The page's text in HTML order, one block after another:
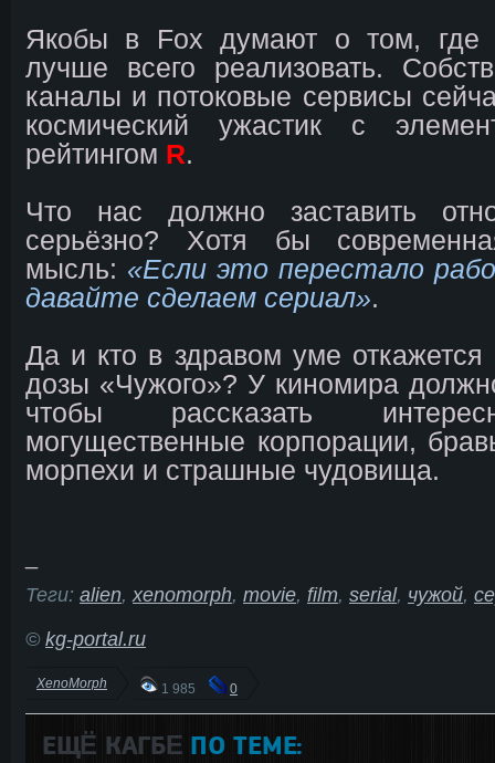
Якобы в Fox думают о том, где
лучше всего реализовать.
каналы и потоковые сервисы
космический ужастик с
рейтингом R.
Что нас должно заставить
серьёзно? Хотя бы
мысль: «Если это перестало
давайте сделаем сериал».
Да и кто в здравом уме откажется
дозы «Чужого»? У киномира
чтобы рассказать
могущественные корпорации,
морпехи и страшные чудовища.
Теги: alien, xenomorph, movie, film, serial, чужой,
© kg-portal.ru
XenoMorph 1 985 0
ЕЩЁ КАГБΕ ПО ТЕМЕ: